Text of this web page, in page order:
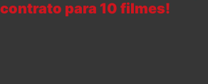
para 10 filmes!